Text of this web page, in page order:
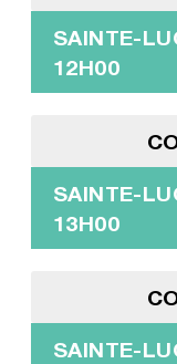
SAINTE-
12H00
SAINTE-
13H00
SAINTE-